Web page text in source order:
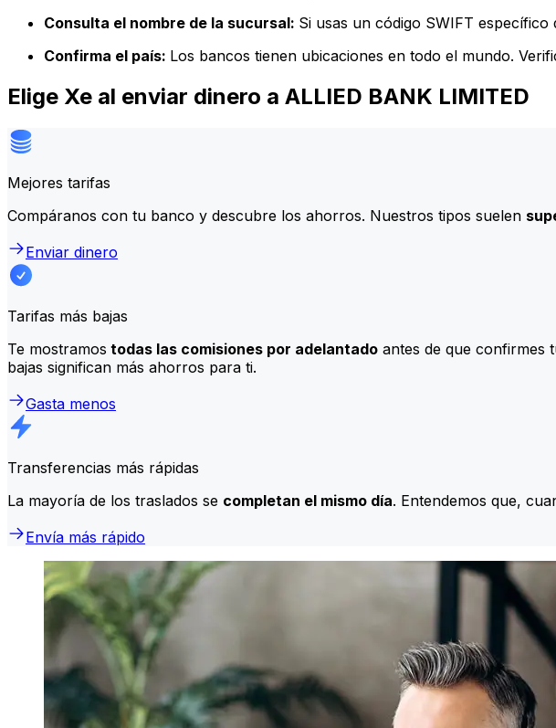
Consulta el nombre de la sucursal: Si usas un código SWIFT
Confirma el país: Los bancos tienen ubicaciones en todo el mundo.
Elige Xe al enviar dinero a ALLIED BANK LIMITED
Mejores tarifas
Compáranos con tu banco y descubre los ahorros. Nuestros tipos suelen
Enviar dinero
Tarifas más bajas
Te mostramos todas las comisiones por adelantado antes de que confirmes
bajas significan más ahorros para ti.
Gasta menos
Transferencias más rápidas
La mayoría de los traslados se completan el mismo día. Entendemos que,
Envía más rápido